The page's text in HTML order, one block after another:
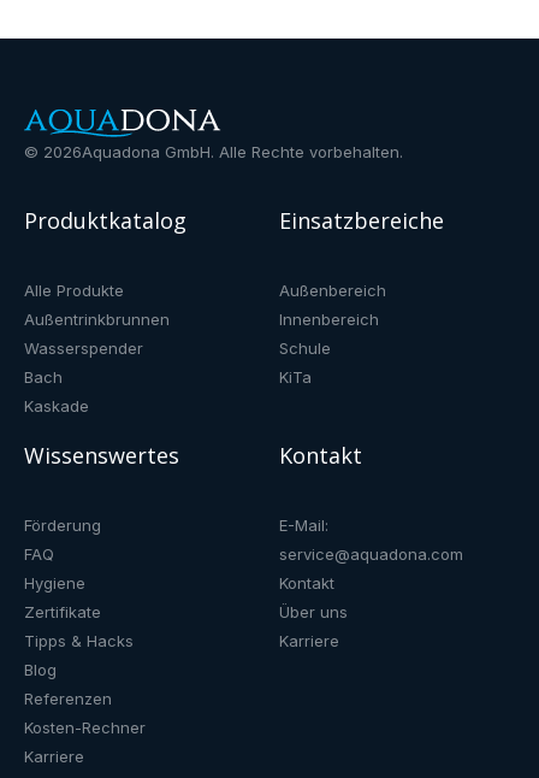
© 2026Aquadona GmbH. Alle Rechte vorbehalten.
Produktkatalog
Alle Produkte
Außentrinkbrunnen
Wasserspender
Bach
Kaskade
Einsatzbereiche
Außenbereich
Innenbereich
Schule
KiTa
Wissenswertes
Förderung
FAQ
Hygiene
Zertifikate
Tipps & Hacks
Blog
Referenzen
Kosten-Rechner
Karriere
Kontakt
E-Mail:
service@aquadona.com
Kontakt
Über uns
Karriere